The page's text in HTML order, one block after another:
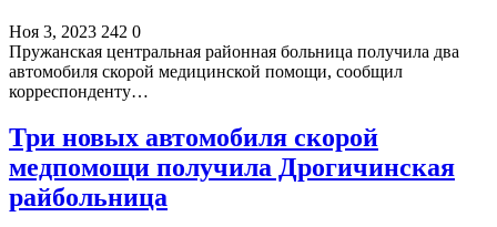
Ноя 3, 2023 242 0
Пружанская центральная районная больница получила два
автомобиля скорой медицинской помощи, сообщил
корреспонденту…
Три новых автомобиля скорой
медпомощи получила Дрогичинская
райбольница